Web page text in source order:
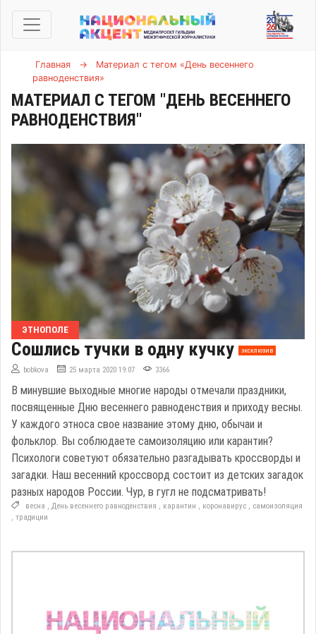
Главная →
Материал с тегом «День весеннего
равноденствия»
МАТЕРИАЛ С ТЕГОМ "ДЕНЬ ВЕСЕННЕГО
РАВНОДЕНСТВИЯ"
ЭТНОПОЛЕ
Сошлись тучки в одну кучку эксклюзив
bobkova 25 марта 2020 19:07 3366
В минувшие выходные многие народы отмечали праздники,
посвященные Дню весеннего равноденствия и приходу весны.
У каждого этноса свое название этому дню, обычаи и
фольклор. Вы соблюдаете самоизоляцию или карантин?
Психологи советуют обязательно разгадывать кроссворды и
загадки. Наш весенний кроссворд состоит из детских загадок
разных народов России. Чур, в гугл не подсматривать!
весна , День весеннего равноденствия , карантин , коронавирус , самоизоляция
, традиции